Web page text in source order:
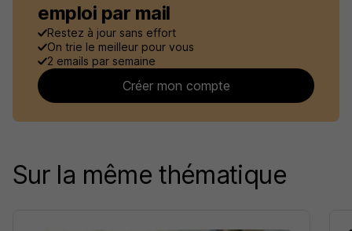
emploi par mail
Restez à jour sans effort
On trie le meilleur pour vous
2 emails par semaine
Créer mon compte
Sur la même thématique